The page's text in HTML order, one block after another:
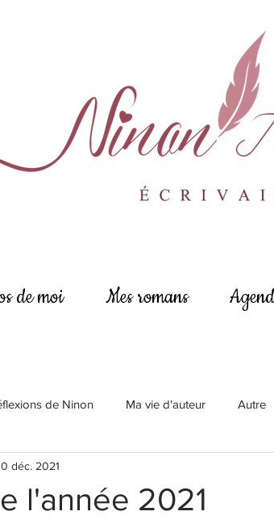
de moi Mes romans
de Ninon Ma vie d'auteur Autre
l'année 2021
déc. 2021